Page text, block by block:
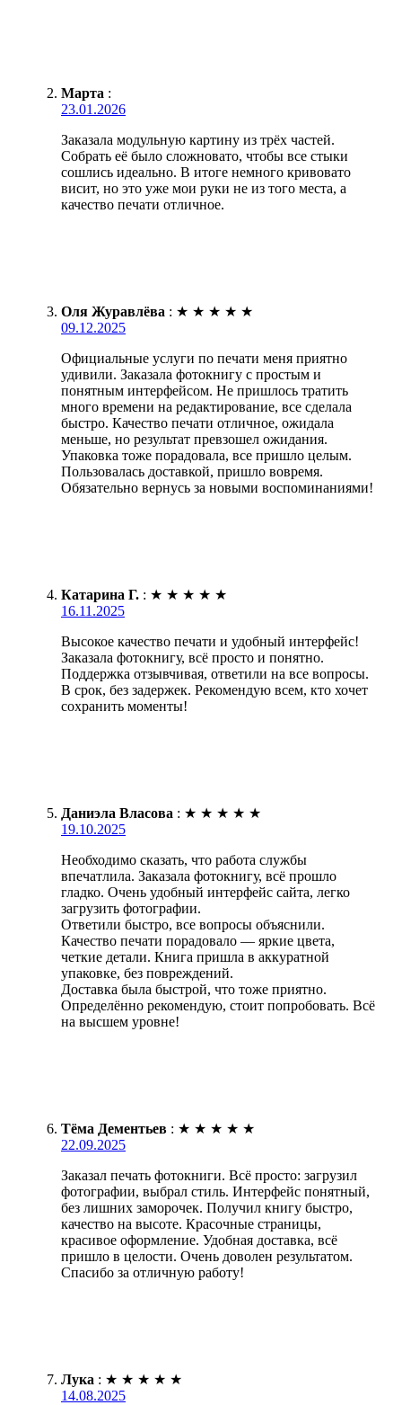
Марта :
23.01.2026
Заказала модульную картину из трёх частей.
Собрать её было сложновато, чтобы все стыки
сошлись идеально. В итоге немного кривовато
висит, но это уже мои руки не из того места, а
качество печати отличное.
Оля Журавлёва : ★ ★ ★ ★ ★
09.12.2025
Официальные услуги по печати меня приятно
удивили. Заказала фотокнигу с простым и
понятным интерфейсом. Не пришлось тратить
много времени на редактирование, все сделала
быстро. Качество печати отличное, ожидала
меньше, но результат превзошел ожидания.
Упаковка тоже порадовала, все пришло целым.
Пользовалась доставкой, пришло вовремя.
Обязательно вернусь за новыми воспоминаниями!
Катарина Г. : ★ ★ ★ ★ ★
16.11.2025
Высокое качество печати и удобный интерфейс!
Заказала фотокнигу, всё просто и понятно.
Поддержка отзывчивая, ответили на все вопросы.
В срок, без задержек. Рекомендую всем, кто хочет
сохранить моменты!
Даниэла Власова : ★ ★ ★ ★ ★
19.10.2025
Необходимо сказать, что работа службы
впечатлила. Заказала фотокнигу, всё прошло
гладко. Очень удобный интерфейс сайта, легко
загрузить фотографии.
Ответили быстро, все вопросы объяснили.
Качество печати порадовало — яркие цвета,
четкие детали. Книга пришла в аккуратной
упаковке, без повреждений.
Доставка была быстрой, что тоже приятно.
Определённо рекомендую, стоит попробовать. Всё
на высшем уровне!
Тёма Дементьев : ★ ★ ★ ★ ★
22.09.2025
Заказал печать фотокниги. Всё просто: загрузил
фотографии, выбрал стиль. Интерфейс понятный,
без лишних заморочек. Получил книгу быстро,
качество на высоте. Красочные страницы,
красивое оформление. Удобная доставка, всё
пришло в целости. Очень доволен результатом.
Спасибо за отличную работу!
Лука : ★ ★ ★ ★ ★
14.08.2025